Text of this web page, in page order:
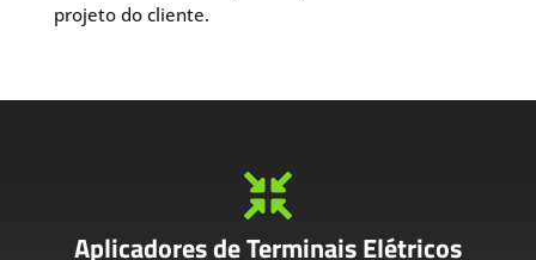
projeto do cliente.

Aplicadores de Terminais Elétricos